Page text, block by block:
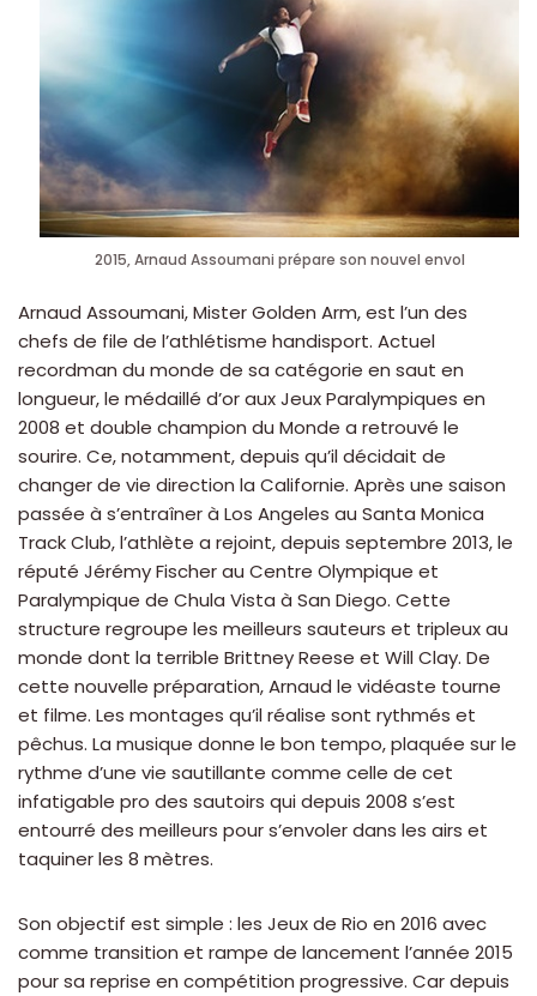
2015, Arnaud Assoumani prépare son nouvel envol
Arnaud Assoumani, Mister Golden Arm, est l’un des
chefs de file de l’athlétisme handisport. Actuel
recordman du monde de sa catégorie en saut en
longueur, le médaillé d’or aux Jeux Paralympiques en
2008 et double champion du Monde a retrouvé le
sourire. Ce, notamment, depuis qu’il décidait de
changer de vie direction la Californie. Après une saison
passée à s’entraîner à Los Angeles au Santa Monica
Track Club, l’athlète a rejoint, depuis septembre 2013, le
réputé Jérémy Fischer au Centre Olympique et
Paralympique de Chula Vista à San Diego. Cette
structure regroupe les meilleurs sauteurs et tripleux au
monde dont la terrible Brittney Reese et Will Clay. De
cette nouvelle préparation, Arnaud le vidéaste tourne
et filme. Les montages qu’il réalise sont rythmés et
pêchus. La musique donne le bon tempo, plaquée sur le
rythme d’une vie sautillante comme celle de cet
infatigable pro des sautoirs qui depuis 2008 s’est
entourré des meilleurs pour s’envoler dans les airs et
taquiner les 8 mètres.
Son objectif est simple : les Jeux de Rio en 2016 avec
comme transition et rampe de lancement l’année 2015
pour sa reprise en compétition progressive. Car depuis